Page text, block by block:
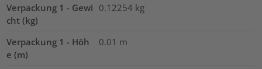
Verpackung 1 - Gewi
cht (kg)
0.12254 kg
Verpackung 1 - Höh
e (m)
0.01 m